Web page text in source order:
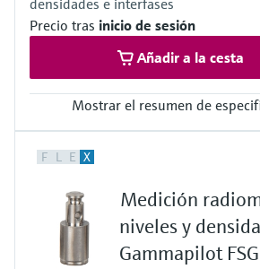
densidades e interfases
Precio tras inicio de sesión
Añadir a la cesta
Mostrar el resumen de
Presión de proceso absoluta / límite de
Cualquiera
F L E X
Medición
niveles y
Gammapilot